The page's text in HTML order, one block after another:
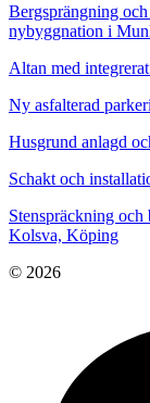
Bergsprängning
nybyggnation i
Altan med
Ny asfalterad
Husgrund anlagd
Schakt och
Stenspräckning
Kolsva, Köping
© 2026